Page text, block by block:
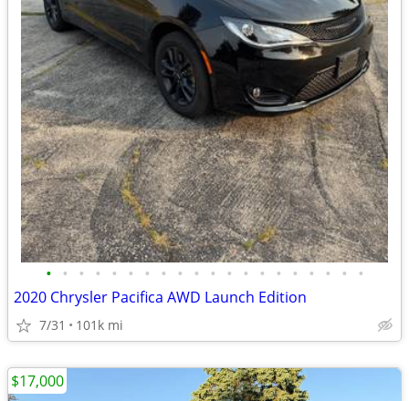
• • • • • • • • • • • • • • • • • • • •
2020 Chrysler Pacifica AWD Launch Edition
7/31 101k mi
$17,000